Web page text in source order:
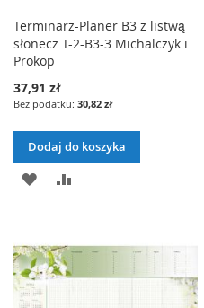
Terminarz-Planer B3 z listwą
słonecz T-2-B3-3 Michalczyk i
Prokop
37,91 zł
30,82 zł
Dodaj do koszyka
DODAJ
ŻYCZEŃ